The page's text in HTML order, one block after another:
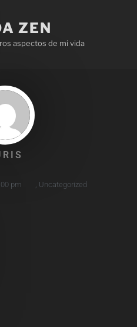
ZEN
aspectos de mi vida
pm Uncategorized